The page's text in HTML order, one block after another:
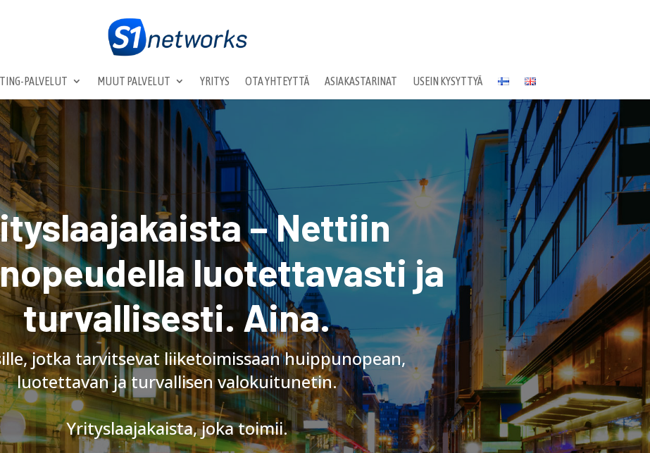
PALVELUT MUUT PALVELUT YRITYS OTA YHTEYTTÄ ASIAKASTARINAT USEIN KYSYTTYÄ
– Nettiin
luotettavasti ja
turvallisesti. Aina.
jotka tarvitsevat liiketoimissaan huippunopean,
luotettavan ja turvallisen valokuitunetin.
Yrityslaajakaista, joka toimii.